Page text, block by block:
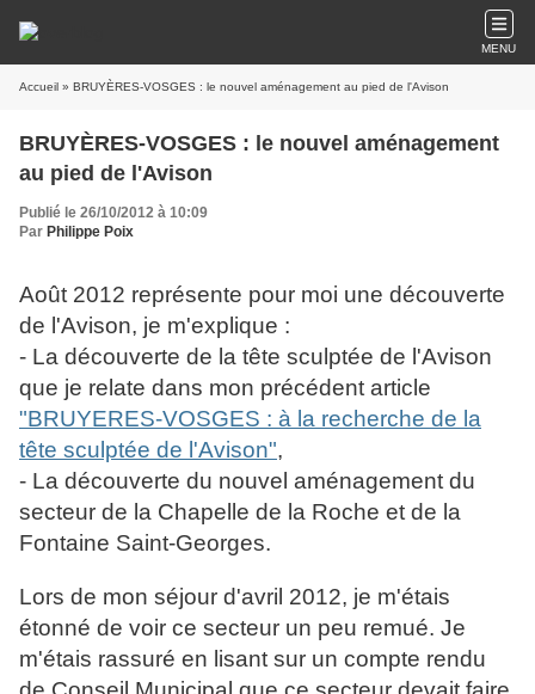
MENU
Accueil » BRUYÈRES-VOSGES : le nouvel aménagement au pied de l'Avison
BRUYÈRES-VOSGES : le nouvel aménagement
au pied de l'Avison
Publié le 26/10/2012 à 10:09
Par Philippe Poix
Août 2012 représente pour moi une découverte
de l'Avison, je m'explique :
- La découverte de la tête sculptée de l'Avison
que je relate dans mon précédent article
"BRUYERES-VOSGES : à la recherche de la
tête sculptée de l'Avison",
- La découverte du nouvel aménagement du
secteur de la Chapelle de la Roche et de la
Fontaine Saint-Georges.
Lors de mon séjour d'avril 2012, je m'étais
étonné de voir ce secteur un peu remué. Je
m'étais rassuré en lisant sur un compte rendu